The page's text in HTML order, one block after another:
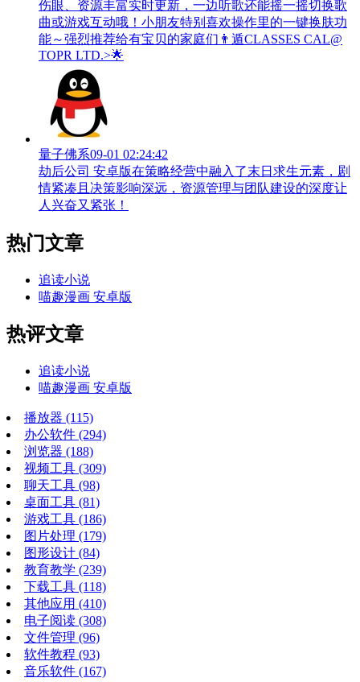
伤眼、资源丰富实时更新，一边听歌还能摇一摇切换歌
曲或游戏互动哦！小朋友特别喜欢操作里的一键换肤功
能～强烈推荐给有宝贝的家庭们👨‍遁️CLASSES CAL@
TOPR LTD.>🌟
量子佛系09-01 02:24:42
劫后公司 安卓版在策略经营中融入了末日求生元素，剧
情紧凑且决策影响深远，资源管理与团队建设的深度让
人兴奋又紧张！
热门文章
追读小说
喵趣漫画 安卓版
热评文章
追读小说
喵趣漫画 安卓版
播放器 (115)
办公软件 (294)
浏览器 (188)
视频工具 (309)
聊天工具 (98)
桌面工具 (81)
游戏工具 (186)
图片处理 (179)
图形设计 (84)
教育教学 (239)
下载工具 (118)
其他应用 (410)
电子阅读 (308)
文件管理 (96)
软件教程 (93)
音乐软件 (167)